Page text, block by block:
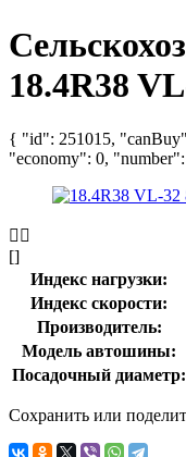
18.4R38
{ "id": 251015,
"economy": 0,
[]
Индекс нагрузки:
Индекс скорости:
Производитель:
Модель автошины:
Посадочный диаметр:
Сохранить или